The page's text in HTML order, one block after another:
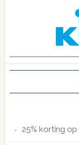
25% korting op